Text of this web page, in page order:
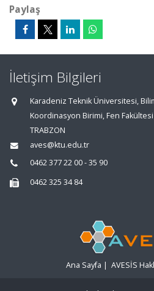
Paylaş
İletişim Bilgileri
Karadeniz Teknik Üniversitesi,
Koordinasyon Birimi, Fen Fakültesi
TRABZON
aves@ktu.edu.tr
0462 377 22 00 - 35 90
0462 325 34 84
Ana Sayfa | AVESİS